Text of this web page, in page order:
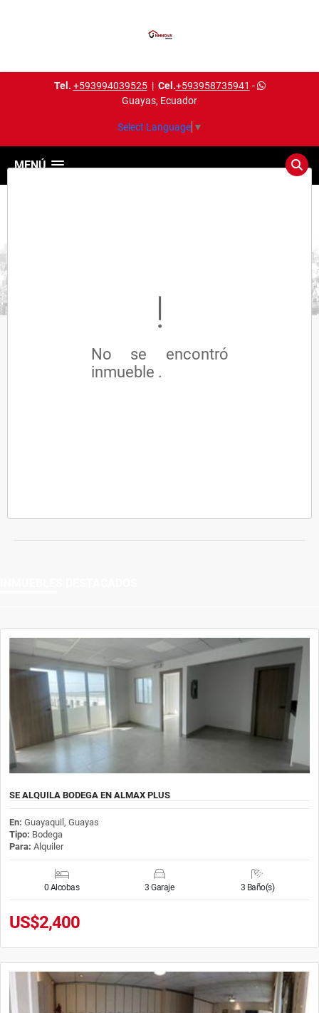
Tel. +593994039525| Cel.+593958735941 -
Guayas, Ecuador
Select Language ▼
MENÚ
No se encontró
inmueble .
SE ALQUILA BODEGA EN ALMAX PLUS
En: Guayaquil, Guayas
Tipo: Bodega
Para: Alquiler
0 Alcobas 3 Garaje 3 Baño(s)
US$2,400